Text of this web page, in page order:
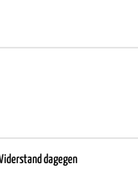
dagegen